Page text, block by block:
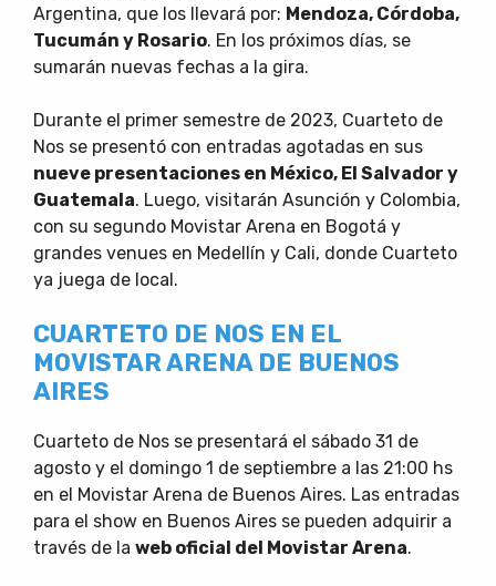
Argentina, que los llevará por: Mendoza, Córdoba,
Tucumán y Rosario. En los próximos días, se
sumarán nuevas fechas a la gira.
Durante el primer semestre de 2023, Cuarteto de
Nos se presentó con entradas agotadas en sus
nueve presentaciones en México, El Salvador y
Guatemala. Luego, visitarán Asunción y Colombia,
con su segundo Movistar Arena en Bogotá y
grandes venues en Medellín y Cali, donde Cuarteto
ya juega de local.
CUARTETO DE NOS EN EL
MOVISTAR ARENA DE BUENOS
AIRES
Cuarteto de Nos se presentará el sábado 31 de
agosto y el domingo 1 de septiembre a las 21:00 hs
en el Movistar Arena de Buenos Aires. Las entradas
para el show en Buenos Aires se pueden adquirir a
través de la web oficial del Movistar Arena.